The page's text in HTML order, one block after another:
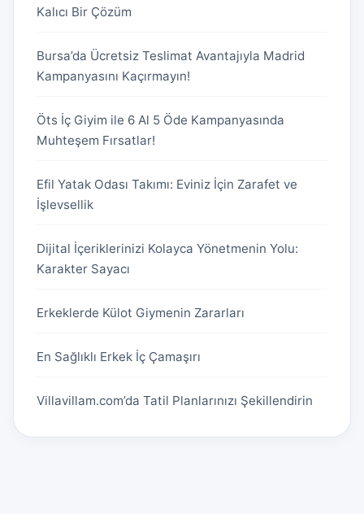
Kalıcı Bir Çözüm
Bursa’da Ücretsiz Teslimat Avantajıyla Madrid
Kampanyasını Kaçırmayın!
Öts İç Giyim ile 6 Al 5 Öde Kampanyasında
Muhteşem Fırsatlar!
Efil Yatak Odası Takımı: Eviniz İçin Zarafet ve
İşlevsellik
Dijital İçeriklerinizi Kolayca Yönetmenin Yolu:
Karakter Sayacı
Erkeklerde Külot Giymenin Zararları
En Sağlıklı Erkek İç Çamaşırı
Villavillam.com’da Tatil Planlarınızı Şekillendirin